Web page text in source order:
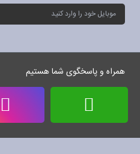
ثبت
برای
همراه و پاسخگوی شما هستیم